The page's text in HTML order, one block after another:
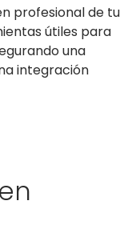
profesional de tu
útiles para
una
integración